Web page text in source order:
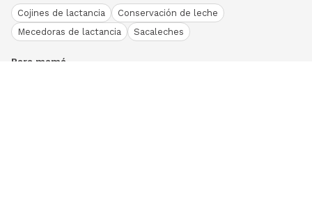
Cojines de lactancia
Conservación de leche
Mecedoras de lactancia
Sacaleches
Para mamá